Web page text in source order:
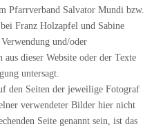
Pfarrverband Salvator Mundi bzw.
Franz Holzapfel und Sabine
und/oder
dieser Website oder der Texte
untersagt.
den Seiten der jeweilige Fotograf
verwendeter Bilder hier nicht
Seite genannt sein, ist das